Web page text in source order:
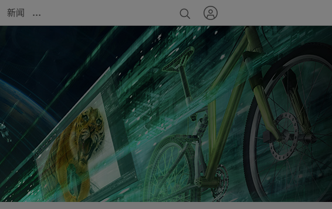
新闻 …